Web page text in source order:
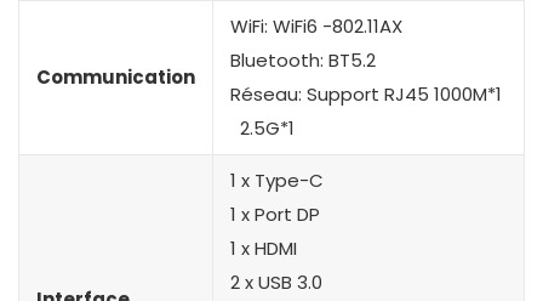
Communication
WiFi: WiFi6 -802.11AX
Bluetooth: BT5.2
Réseau: Support RJ45 1000M*1
2.5G*1
1 x Type-C
1 x Port DP
1 x HDMI
2 x USB 3.0